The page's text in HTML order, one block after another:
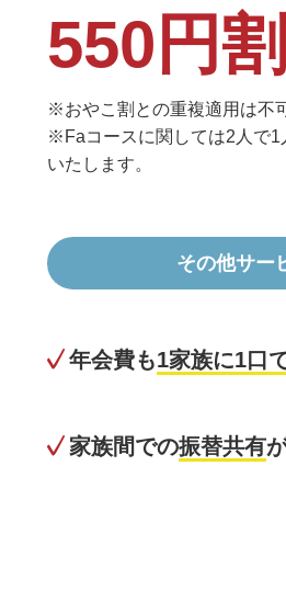
550円割
※おやこ割との重複適用は不
※Faコースに関しては2人で1
いたします。
その他サー
年会費も1家族に1口
家族間での振替共有